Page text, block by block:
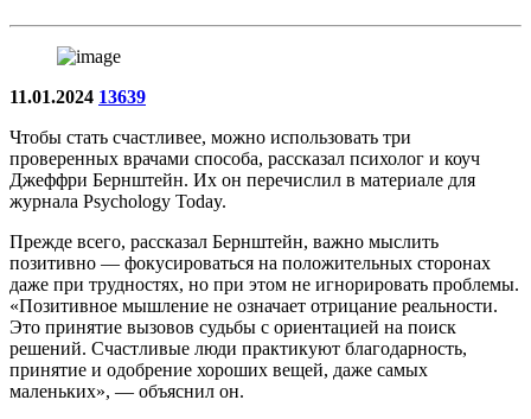
11.01.2024 13639
Чтобы стать счастливее, можно использовать три
проверенных врачами способа, рассказал психолог и коуч
Джеффри Бернштейн. Их он перечислил в материале для
журнала Psychology Today.
Прежде всего, рассказал Бернштейн, важно мыслить
позитивно — фокусироваться на положительных сторонах
даже при трудностях, но при этом не игнорировать проблемы.
«Позитивное мышление не означает отрицание реальности.
Это принятие вызовов судьбы с ориентацией на поиск
решений. Счастливые люди практикуют благодарность,
принятие и одобрение хороших вещей, даже самых
маленьких», — объяснил он.